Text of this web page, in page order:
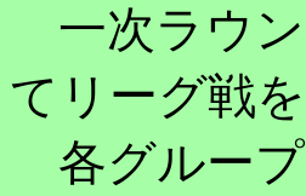
一次ラウン
てリーグ戦を
各グループ